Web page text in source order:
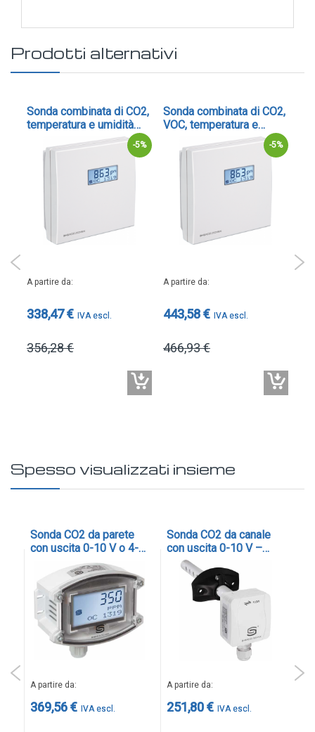
Prodotti alternativi
Sonda combinata di CO2,
temperatura e umidità
con uscita Modbus - cod.
RFTM-CO2-MODBUS-5%
A partire da
338,47 €
356,28 €
Sonda combinata di CO2,
VOC, temperatura e
umidità con uscita
Modbus RTU - cod.
RFTM-LQ-CO2-MODBUS
-5%
A partire da
443,58 €
466,93 €
Spesso visualizzati insieme
Sonda CO2 da parete
con uscita 0-10 V o 4-
20 mA e relè - cod.
ACO2-AW-x
A partire da
369,56 €
Sonda CO2 da canale
con uscita 0-10 V –
cod. KCO2-SD
A partire da
251,80 €